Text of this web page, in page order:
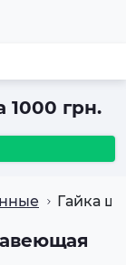
1000 грн.
Гайка